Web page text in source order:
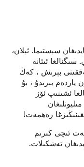
سېستىما. ئېلان،
ئىئانە
بېرىش ، كەڭ
بېرىدۇ ، بۇ
ئشىنىپ ئۆز
رەھمەت!
ئىچى كىرىم